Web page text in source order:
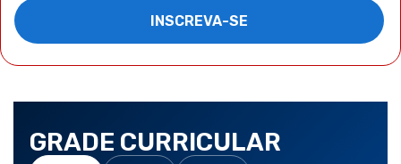
INSCREVA-SE
GRADE CURRICULAR